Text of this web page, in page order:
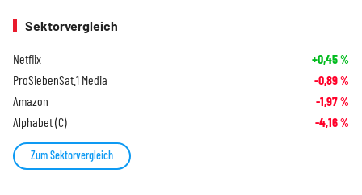
Sektorvergleich
Netflix +0,45%
ProSiebenSat.1 Media -0,89%
Amazon -1,97%
Alphabet (C) -4,16%
Zum Sektorvergleich